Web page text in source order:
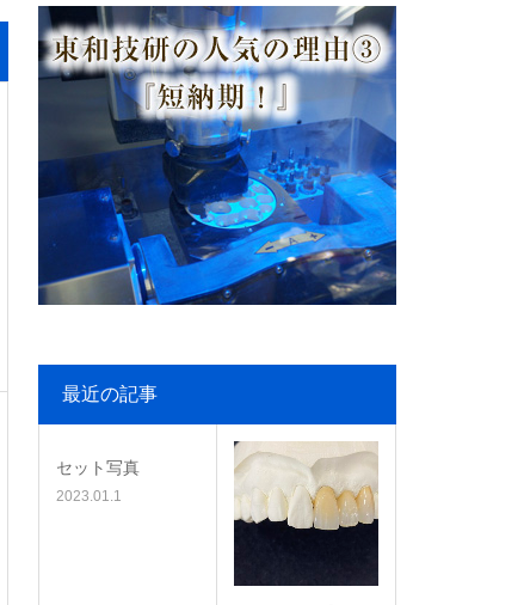
最近の記事
セット写真
2023.01.1